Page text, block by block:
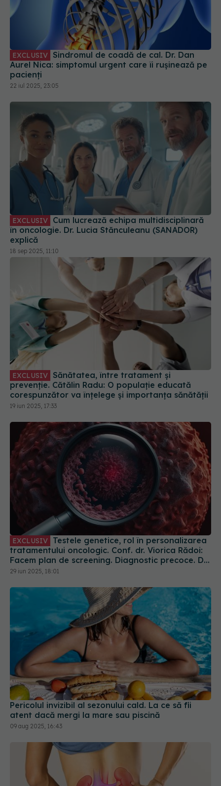
EXCLUSIV
Aurel Nica: simptomul urgent care îi rușinează pe
EXCLUSIV Cum lucrează echipa multidisciplinară
în oncologie. Dr. Lucia Stănculeanu (SANADOR)
explică
18 sep 2025, 11:10
EXCLUSIV Sănătatea, între tratament și
prevenție. Cătălin Radu: O populație educată
corespunzător va înțelege și importanța sănătății
19 iun 2025, 17:33
EXCLUSIV
tratamentului oncologic. Conf. dr. Viorica Rădoi:
Facem plan de screening. Diagnostic precoce. Dr.
Eduard Dănăilă: Sunt gratuite
29 iun 2025, 18:01
Pericolul invizibil al sezonului cald. La ce să fii
atent dacă mergi la mare sau piscină
09 aug 2025, 16:43